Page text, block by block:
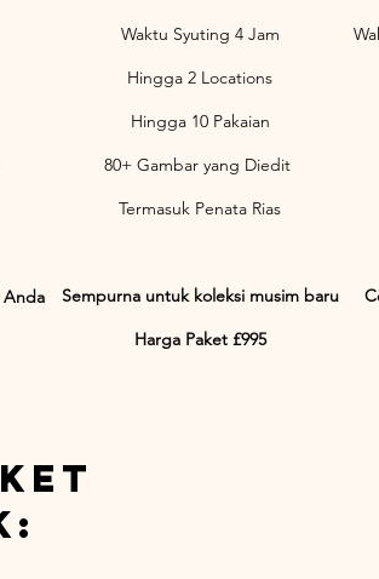
Anda
Waktu Syuting 4 Jam
Hingga 2 Locations
Hingga 10 Pakaian
80+ Gambar yang Diedit
Termasuk Penata Rias
Sempurna untuk koleksi musim baru
Harga Paket £995